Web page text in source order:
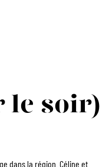
le soir)
dans la région. Céline et